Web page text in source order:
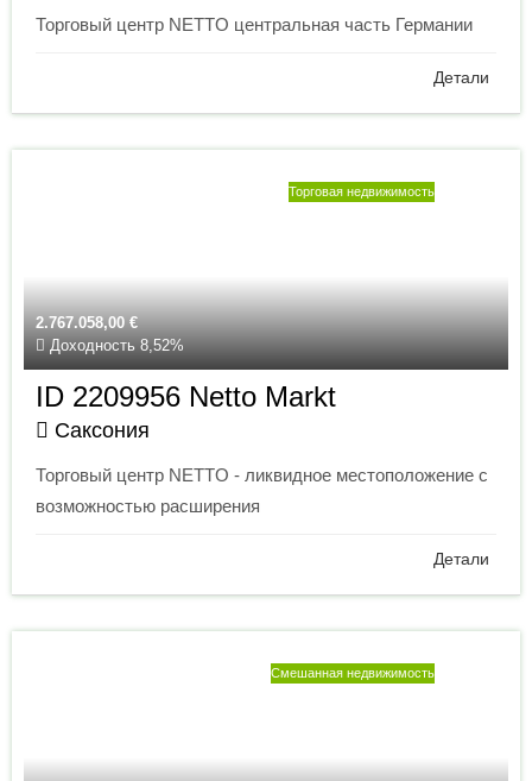
Торговый центр NETTO центральная часть Германии
Детали
2.767.058,00 €
Доходность 8,52%
Торговая недвижимость
ID 2209956 Netto Markt
Саксония
Торговый центр NETTO - ликвидное местоположение с
возможностью расширения
Детали
Смешанная недвижимость